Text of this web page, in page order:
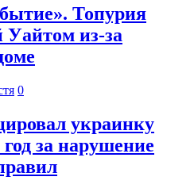
Топурия
Уайтом из-за
0
украинку
за нарушение